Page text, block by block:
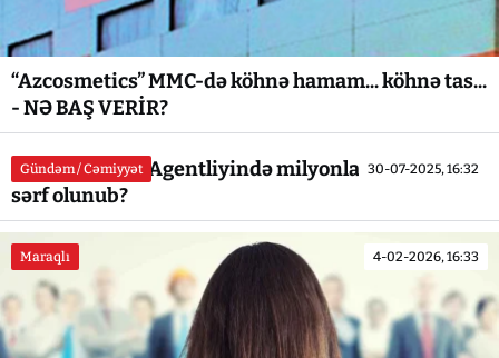
“Azcosmetics” MMC-də köhnə hamam... köhnə tas...
- NƏ BAŞ VERİR?
Gündəm / Cəmiyyət 30-07-2025, 16:32
Dövlət Turizm Agentliyində milyonlar manat nəyə
sərf olunub?
Maraqlı 4-02-2026, 16:33